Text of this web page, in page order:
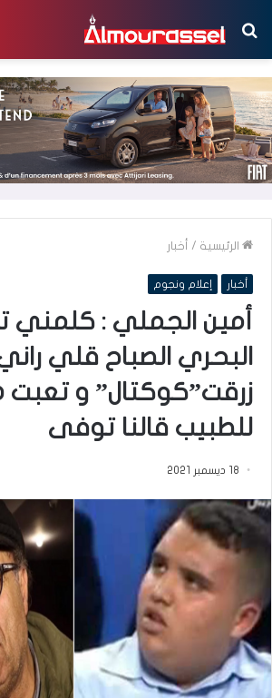
بحث
عن
الرئيسية / أخبار
أخبار إعلام ونجوم
أمين الجملي : كلمني
البحري الصباح قلي
زرقت”كوكتال” و تعبت
للطبيب قالنا توفى
18 ديسمبر 2021